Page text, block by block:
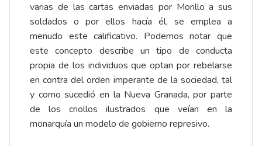
varias de las cartas enviadas por Morillo a sus
soldados o por ellos hacía él, se emplea a
menudo este calificativo. Podemos notar que
este concepto describe un tipo de conducta
propia de los individuos que optan por rebelarse
en contra del orden imperante de la sociedad, tal
y como sucedió en la Nueva Granada, por parte
de los criollos ilustrados que veían en la
monarquía un modelo de gobierno represivo.